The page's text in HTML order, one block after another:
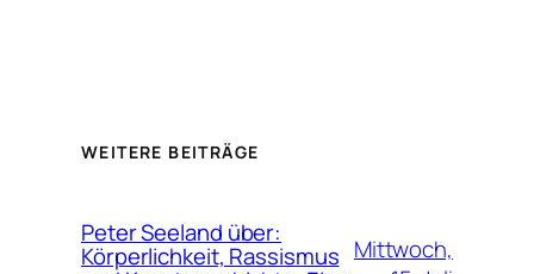
WEITERE BEITRÄGE
Peter Seeland über:
Körperlichkeit, Rassismus Mittwoch,